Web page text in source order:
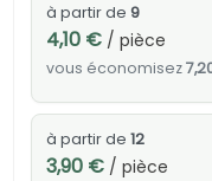
à partir de 9
4,10 €/ pièce
vous économisez
à partir de 12
3,90 €/ pièce